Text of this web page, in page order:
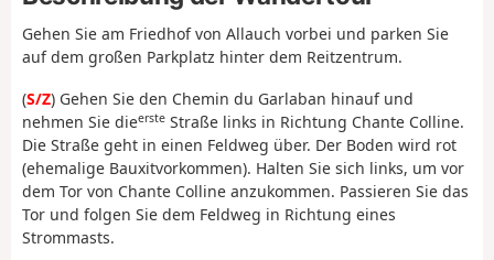
Gehen Sie am Friedhof von Allauch vorbei und parken Sie
auf dem großen Parkplatz hinter dem Reitzentrum.
(S/Z) Gehen Sie den Chemin du Garlaban hinauf und
nehmen Sie dieerste Straße links in Richtung Chante Colline.
Die Straße geht in einen Feldweg über. Der Boden wird rot
(ehemalige Bauxitvorkommen). Halten Sie sich links, um vor
dem Tor von Chante Colline anzukommen. Passieren Sie das
Tor und folgen Sie dem Feldweg in Richtung eines
Strommasts.